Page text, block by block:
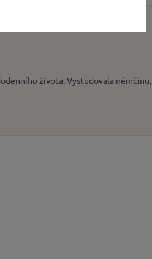
života. Vystudovala němčinu,